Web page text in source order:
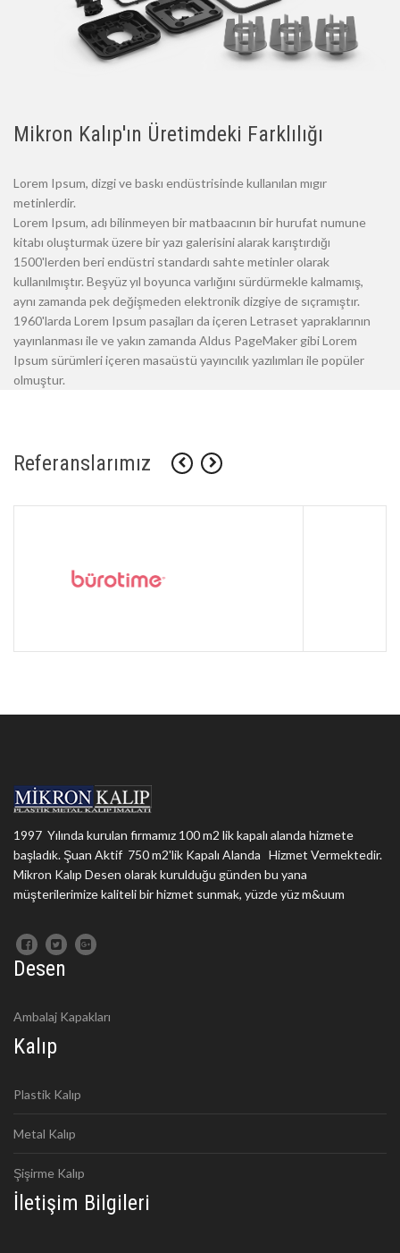
Mikron Kalıp'ın Üretimdeki Farklılığı
Lorem Ipsum, dizgi ve baskı endüstrisinde kullanılan mıgır
metinlerdir.
Lorem Ipsum, adı bilinmeyen bir matbaacının bir hurufat numune
kitabı oluşturmak üzere bir yazı galerisini alarak karıştırdığı
1500'lerden beri endüstri standardı sahte metinler olarak
kullanılmıştır. Beşyüz yıl boyunca varlığını sürdürmekle kalmamış,
aynı zamanda pek değişmeden elektronik dizgiye de sıçramıştır.
1960'larda Lorem Ipsum pasajları da içeren Letraset yapraklarının
yayınlanması ile ve yakın zamanda Aldus PageMaker gibi Lorem
Ipsum sürümleri içeren masaüstü yayıncılık yazılımları ile popüler
olmuştur.
Referanslarımız
1997 Yılında kurulan firmamız 100 m2 lik kapalı alanda hizmete
başladık. Şuan Aktif 750 m2'lik Kapalı Alanda Hizmet Vermektedir.
Mikron Kalıp Desen olarak kurulduğu günden bu yana
müşterilerimize kaliteli bir hizmet sunmak, yüzde yüz m&uum
Desen
Ambalaj Kapakları
Kalıp
Plastik Kalıp
Metal Kalıp
Şişirme Kalıp
İletişim Bilgileri